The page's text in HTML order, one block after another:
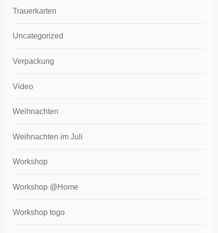
Trauerkarten
Uncategorized
Verpackung
Video
Weihnachten
Weihnachten im Juli
Workshop
Workshop @Home
Workshop togo